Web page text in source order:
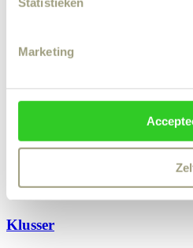
Marketing
Werken bij
Algemene voorwaarden
Disclaimer
Privacy & Cookies
Klusser